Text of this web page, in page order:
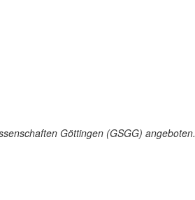
Göttingen (GSGG) angeboten.